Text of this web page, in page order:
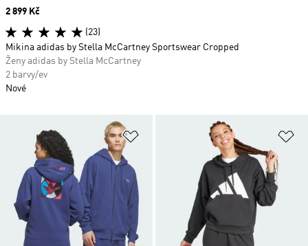
Přidat do seznamu přání
Price
2 899 Kč
(23)
Mikina adidas by Stella McCartney Sportswear Cropped
Ženy adidas by Stella McCartney
2 barvy/ev
Nové